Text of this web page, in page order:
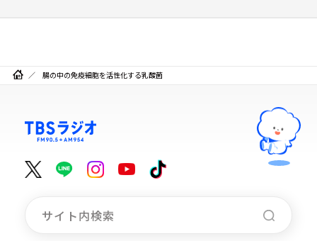
腸の中の免疫細胞を活性化する乳酸菌